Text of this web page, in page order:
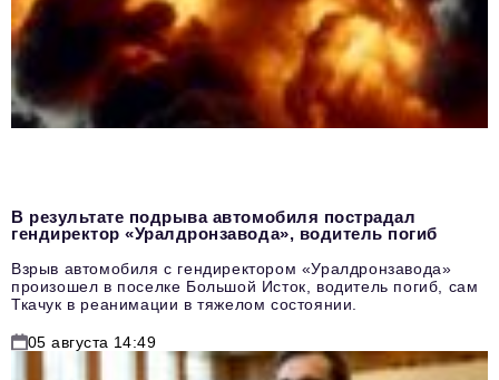
В результате подрыва автомобиля пострадал
гендиректор «Уралдронзавода», водитель погиб
Взрыв автомобиля с гендиректором «Уралдронзавода»
произошел в поселке Большой Исток, водитель погиб, сам
Ткачук в реанимации в тяжелом состоянии.
05 августа 14:49